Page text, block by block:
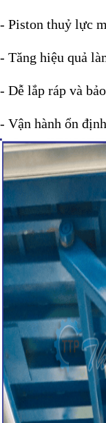
- Piston thuỷ lực
- Tăng hiệu quả
- Dễ lắp ráp và
- Vận hành ổn